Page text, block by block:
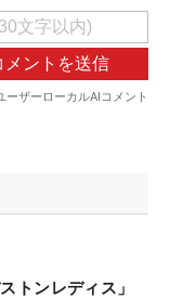
トンレディス」